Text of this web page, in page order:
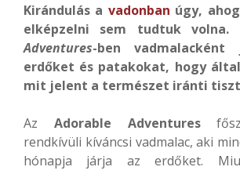
Kirándulás a vadonban úgy,
elképzelni sem tudtuk
Adventures-ben
erdőket és patakokat, hogy
mit jelent a természet iránti
Az Adorable Adventures
rendkívüli kíváncsi vadmalac, aki
hónapja járja az erdőket.